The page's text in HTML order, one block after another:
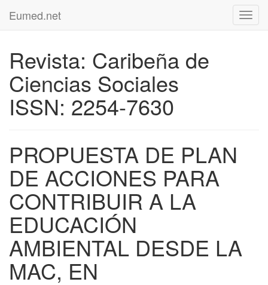
Eumed.net
Revista: Caribeña de
Ciencias Sociales
ISSN: 2254-7630
PROPUESTA DE PLAN
DE ACCIONES PARA
CONTRIBUIR A LA
EDUCACIÓN
AMBIENTAL DESDE LA
MAC, EN